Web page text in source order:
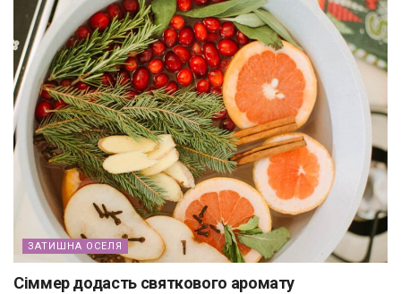
ЗАТИШНА ОСЕЛЯ
Сіммер додасть святкового аромату